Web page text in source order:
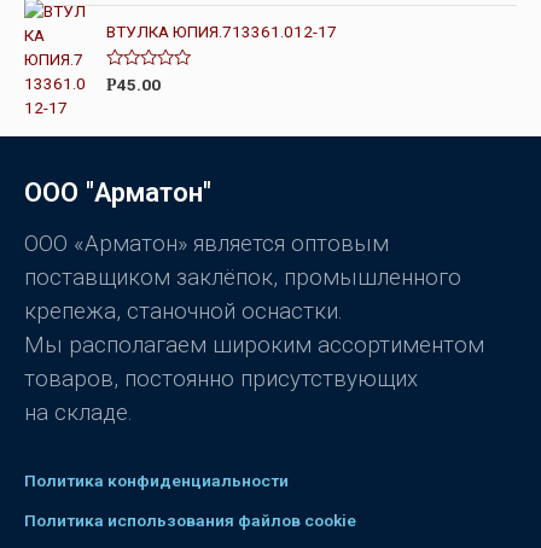
и
з
5
е
н
к
а
и
ВТУЛКА ЮПИЯ.713361.012-17
О
и
з
Р45.00
ООО "Арматон"
ООО «Арматон» является оптовым
поставщиком заклёпок, промышленного
крепежа, станочной оснастки.
Мы располагаем широким ассортиментом
товаров, постоянно присутствующих
на складе.
Политика конфиденциальности
Политика использования файлов cookie